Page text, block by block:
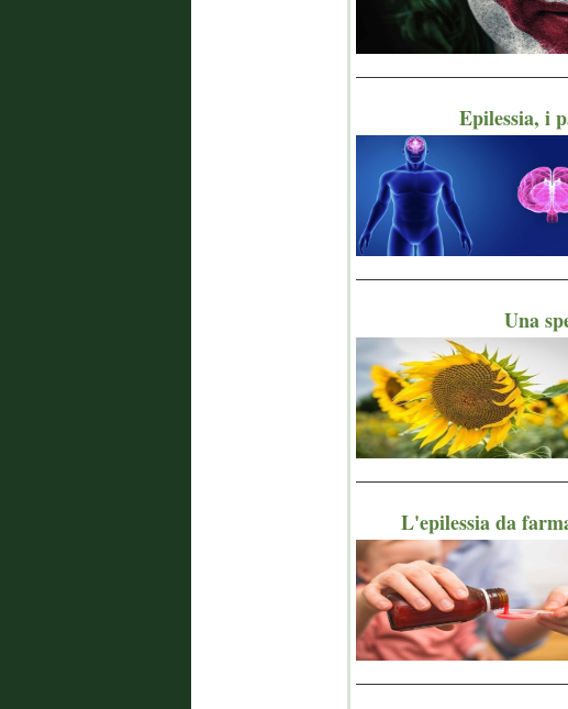
Epilessia, i
Una
L'epilessia da